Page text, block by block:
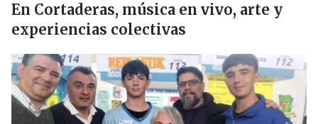
En Cortaderas, música en vivo, arte y
experiencias colectivas